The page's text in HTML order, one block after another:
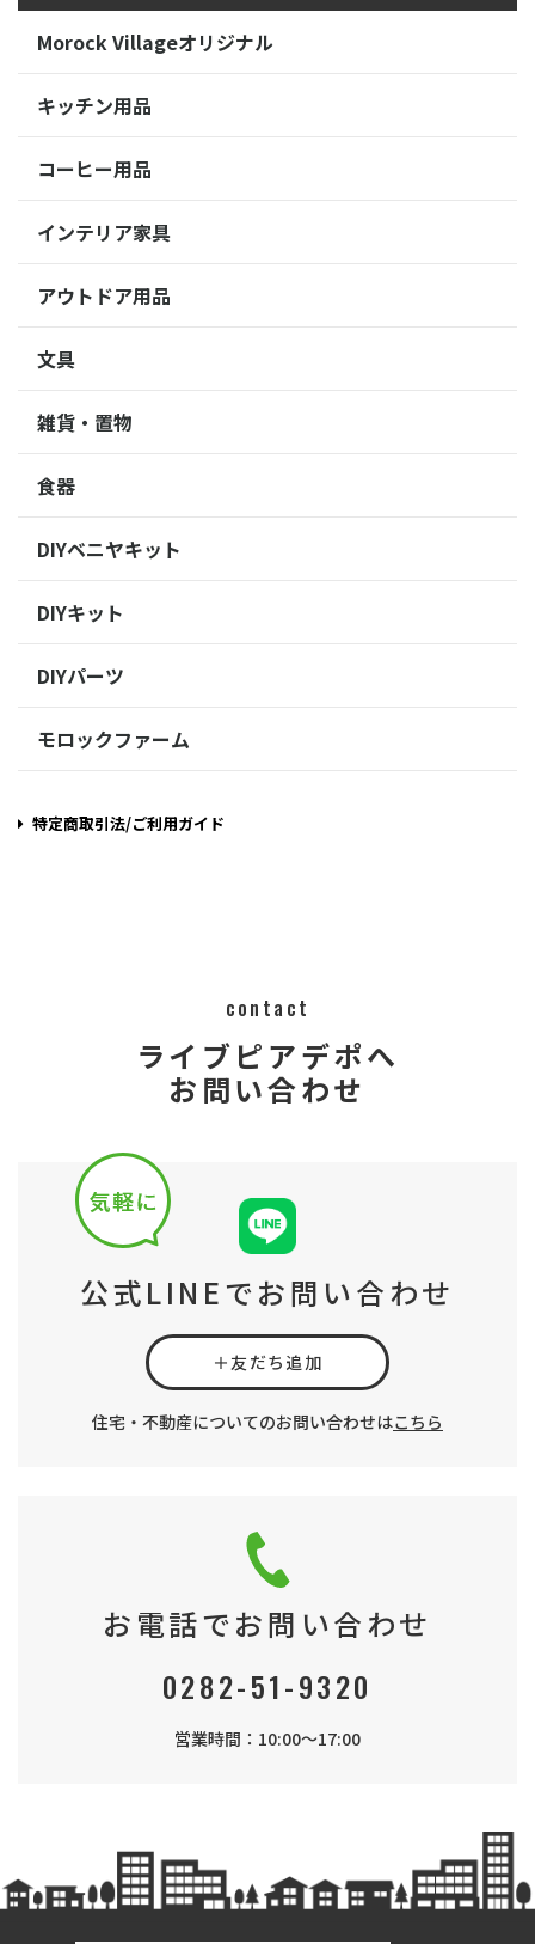
Morock Villageオリジナル
キッチン用品
コーヒー用品
インテリア家具
アウトドア用品
文具
雑貨・置物
食器
DIYベニヤキット
DIYキット
DIYパーツ
モロックファーム
特定商取引法/ご利用ガイド
contact
ライブピアデポへ
お問い合わせ
公式LINEでお問い合わせ
＋友だち追加
住宅・不動産についてのお問い合わせはこちら
お電話でお問い合わせ
0282-51-9320
営業時間：10:00～17:00